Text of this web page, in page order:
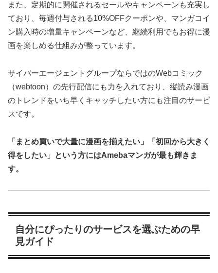
また、定期的に開催されるセールやキャンペーンも充実し
ており、毎週付与される10%OFFクーポンや、マンガコイ
ン購入時の増量キャンペーンなど、継続利用でもお得に漫
画を楽しめる仕組みが整っています。
サイバーエージェントグループならではのWebコミック
（webtoon）の先行配信にも力を入れており、縦読み漫画
のトレンドをいち早くキャッチしたい方にも注目のサービ
スです。
「まとめ買いで大量に漫画を揃えたい」「初回から大きく
得をしたい」という方にはAmebaマンガが最も輝きま
す。
自分にぴったりのサービスを選ぶための早
見ガイド